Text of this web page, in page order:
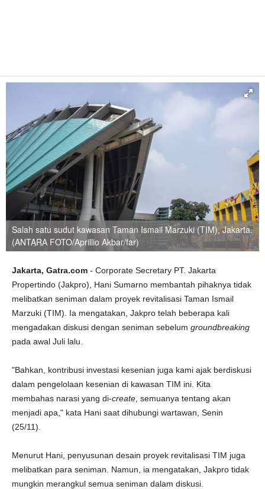
Salah satu sudut kawasan Taman Ismail Marzuki (TIM), Jakarta.
(ANTARA FOTO/Aprillio Akbar/far)
Jakarta, Gatra.com - Corporate Secretary PT. Jakarta
Propertindo (Jakpro), Hani Sumarno membantah pihaknya tidak
melibatkan seniman dalam proyek revitalisasi Taman Ismail
Marzuki (TIM). Ia mengatakan, Jakpro telah beberapa kali
mengadakan diskusi dengan seniman sebelum groundbreaking
pada awal Juli lalu.
"Bahkan, kontribusi investasi kesenian juga kami ajak berdiskusi
dalam pengelolaan kesenian di kawasan TIM ini. Kita
membahas narasi yang di-create , semuanya tentang akan
menjadi apa," kata Hani saat dihubungi wartawan, Senin
(25/11).
Menurut Hani, penyusunan desain proyek revitalisasi TIM juga
melibatkan para seniman. Namun, ia mengatakan, Jakpro tidak
mungkin merangkul semua seniman dalam diskusi.